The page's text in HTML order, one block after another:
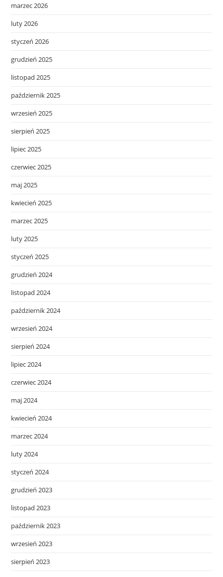
marzec 2026
luty 2026
styczeń 2026
grudzień 2025
listopad 2025
październik 2025
wrzesień 2025
sierpień 2025
lipiec 2025
czerwiec 2025
maj 2025
kwiecień 2025
marzec 2025
luty 2025
styczeń 2025
grudzień 2024
listopad 2024
październik 2024
wrzesień 2024
sierpień 2024
lipiec 2024
czerwiec 2024
maj 2024
kwiecień 2024
marzec 2024
luty 2024
styczeń 2024
grudzień 2023
listopad 2023
październik 2023
wrzesień 2023
sierpień 2023